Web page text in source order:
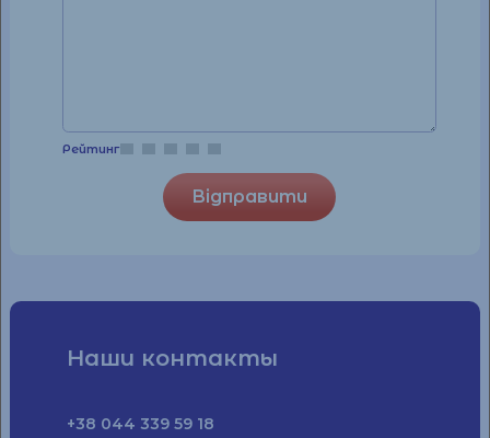
Рейтинг
rating
Відправити
Наши контакты
+38 044 339 59 18